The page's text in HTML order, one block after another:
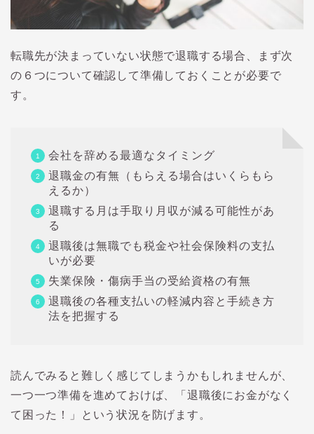
転職先が決まっていない状態で退職する場合、まず次
の６つについて確認して準備しておくことが必要で
す。
会社を辞める最適なタイミング
退職金の有無（もらえる場合はいくらもら
えるか）
退職する月は手取り月収が減る可能性があ
る
退職後は無職でも税金や社会保険料の支払
いが必要
失業保険・傷病手当の受給資格の有無
退職後の各種支払いの軽減内容と手続き方
法を把握する
読んでみると難しく感じてしまうかもしれませんが、
一つ一つ準備を進めておけば、「退職後にお金がなく
て困った！」という状況を防げます。